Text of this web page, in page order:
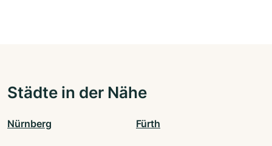
Städte in der Nähe
Nürnberg Fürth